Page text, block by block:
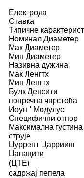
Електрода
Ставка
Типичне
Номинал Диаметер
Мак Диаметер
Мин Диаметер
Називна дужина
Мак Ленгтх
Мин Ленгтх
Булк Денсити
попречна чврстоћа
Иоунг' Модулус
Специфични отпор
Максимална густина
струје
Цуррент Царриинг
Цапацити
(ЦТЕ)
садржај пепела